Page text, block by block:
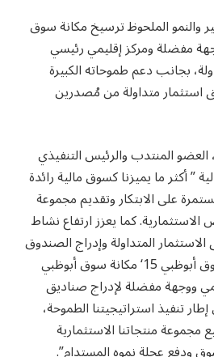
والنمو الملحوظ ترسيخ مكانة سوق
مفضلة ومركز إقليمي رئيسي
بجانب دعم طموحاته الكبيرة
استثمار متداولة من مُصدرين
المنتدب والرئيس التنفيذي
” أكثر ما يميزنا كسوق مالية رائدة
على الابتكار وتقديم مجموعة
كما يعزز ارتفاع نشاط
المتداولة وإدراج الصندوق
الثامن ’شيميرا فوتسي سوق أبوظبي 15‘ مكانة سوق أبوظبي
ووجهة مفضلة لإدراج صناديق
تنفيذ استراتيجيتنا الطموحة،
منتجاتنا الاستثمارية